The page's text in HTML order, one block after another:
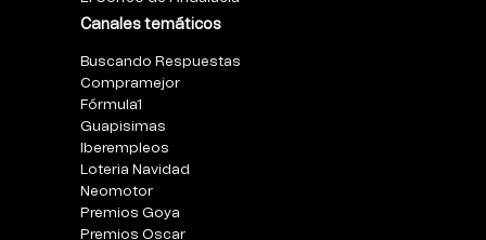
Canales temáticos
Buscando Respuestas
Compramejor
Fórmula1
Guapisimas
Iberempleos
Loteria Navidad
Neomotor
Premios Goya
Premios Oscar